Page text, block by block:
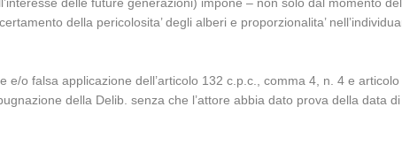
della pericolosita’ degli alberi e proporzionalita’
o falsa applicazione dell’articolo 132 c.p.c., comma 4, n. 4 e
della Delib. senza che l’attore abbia dato prova della data